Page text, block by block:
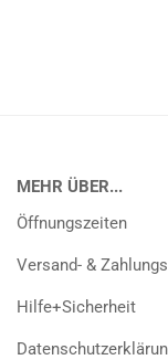
MEHR ÜBER...
Öffnungszeiten
Versand- &
Hilfe+Sicherheit